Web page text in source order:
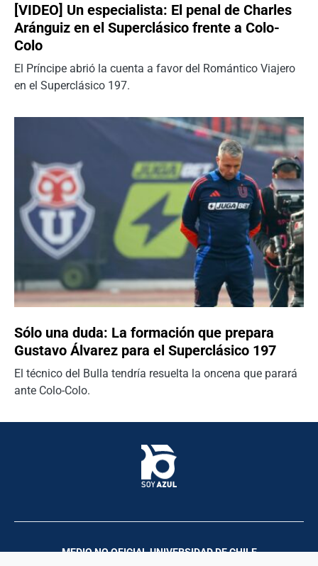
[VIDEO] Un especialista: El penal de Charles
Aránguiz en el Superclásico frente a Colo-
Colo
El Príncipe abrió la cuenta a favor del Romántico Viajero
en el Superclásico 197.
Sólo una duda: La formación que prepara
Gustavo Álvarez para el Superclásico 197
El técnico del Bulla tendría resuelta la oncena que parará
ante Colo-Colo.
MEDIO NO OFICIAL UNIVERSIDAD DE CHILE